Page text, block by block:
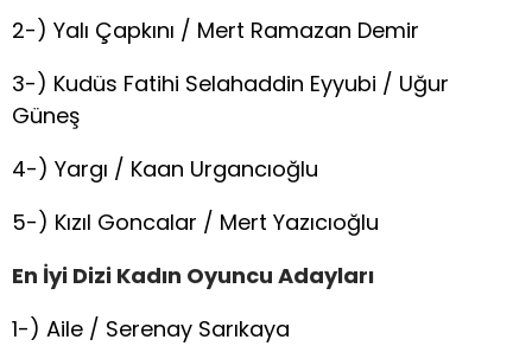
2-) Yalı Çapkını / Mert Ramazan Demir
3-) Kudüs Fatihi Selahaddin Eyyubi / Uğur
Güneş
4-) Yargı / Kaan Urgancıoğlu
5-) Kızıl Goncalar / Mert Yazıcıoğlu
En İyi Dizi Kadın Oyuncu Adayları
1-) Aile / Serenay Sarıkaya